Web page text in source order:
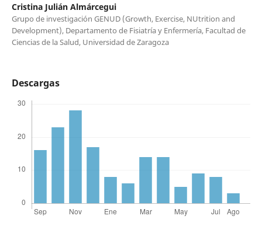
Cristina Julián Almárcegui
Grupo de investigación GENUD (Growth, Exercise, NUtrition and
Development), Departamento de Fisiatría y Enfermería, Facultad de
Ciencias de la Salud, Universidad de Zaragoza
Descargas